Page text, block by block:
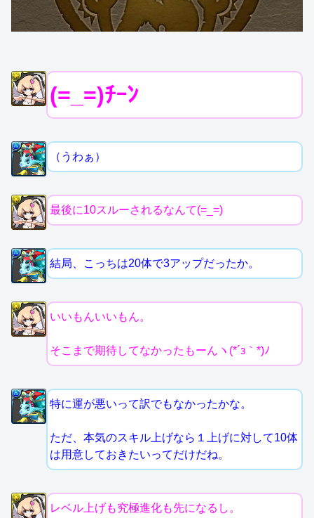
(=_=)ﾁｰﾝ
（うわぁ）
最後に10スルーされるなんて(=_=)
結局、こっちは20体で3アップだったか。
いいもんいいもん。
そこまで期待してなかったもーんヽ(*´з｀*)ﾉ
特に運が悪いって訳でもなかったかな。
ただ、本気のスキル上げなら１上げに対して10体
は用意しておきたいってだけだね。
レベル上げも究極進化も先になるし。